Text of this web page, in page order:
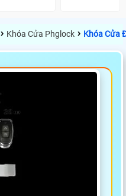
› Khóa Cửa Phglock › Khóa Cửa